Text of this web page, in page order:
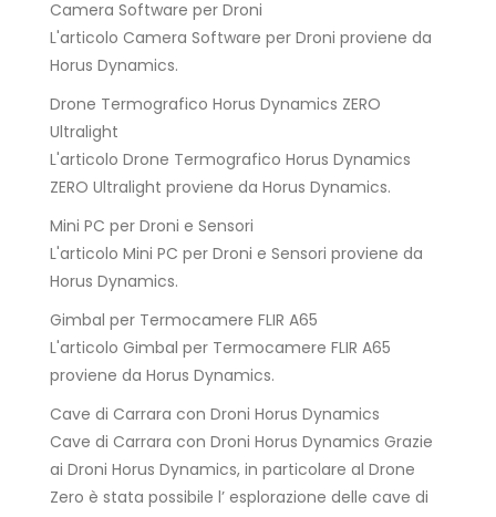
Camera Software per Droni
L'articolo Camera Software per Droni proviene da
Horus Dynamics.
Drone Termografico Horus Dynamics ZERO
Ultralight
L'articolo Drone Termografico Horus Dynamics
ZERO Ultralight proviene da Horus Dynamics.
Mini PC per Droni e Sensori
L'articolo Mini PC per Droni e Sensori proviene da
Horus Dynamics.
Gimbal per Termocamere FLIR A65
L'articolo Gimbal per Termocamere FLIR A65
proviene da Horus Dynamics.
Cave di Carrara con Droni Horus Dynamics
Cave di Carrara con Droni Horus Dynamics Grazie
ai Droni Horus Dynamics, in particolare al Drone
Zero è stata possibile l’ esplorazione delle cave di